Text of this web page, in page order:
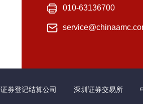
010-63136700
证券登记结算公司 深圳证券交易所